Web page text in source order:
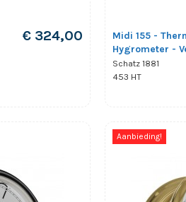
€ 324,00
Midi 155 -
Hygrometer -
Schatz 1881
453 HT
Aanbieding!